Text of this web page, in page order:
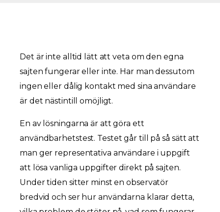
Det är inte alltid lätt att veta om den egna
sajten fungerar eller inte. Har man dessutom
ingen eller dålig kontakt med sina användare
är det nästintill omöjligt.
En av lösningarna är att göra ett
användbarhetstest. Testet går till på så sätt att
man ger representativa användare i uppgift
att lösa vanliga uppgifter direkt på sajten.
Under tiden sitter minst en observatör
bredvid och ser hur användarna klarar detta,